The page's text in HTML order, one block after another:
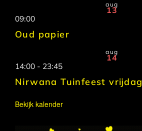
aug
13
09:00
Oud papier
aug
14
14:00 - 23:45
Nirwana Tuinfeest vrijdag
Bekijk kalender